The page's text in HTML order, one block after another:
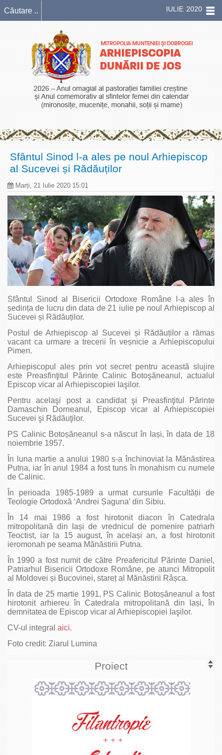
IULIE 2020
Sfântul Sinod l-a ales pe noul Arhiepiscop
al Sucevei și Rădăuților
Marți, 21 Iulie 2020 15:01
Sfântul Sinod al Bisericii Ortodoxe Române l-a ales în
ședința de lucru din data de 21 iulie pe noul Arhiepiscop al
Sucevei și Rădăuților.
Postul de Arhiepiscop al Sucevei și Rădăuților a rămas
vacant ca urmare a trecerii în veșnicie a Arhiepiscopului
Pimen.
Arhiepiscopul ales prin vot secret pentru această slujire
este Preasfinţitul Părinte Calinic Botoşăneanul, actualul
Episcop vicar al Arhiepiscopiei Iaşilor.
Pentru acelaşi post a candidat şi Preasfinţitul Părinte
Damaschin Dorneanul, Episcop vicar al Arhiepiscopiei
Sucevei şi Rădăuţilor.
PS Calinic Botoșăneanul s-a născut în Iași, în data de 18
noiembrie 1957.
În luna martie a anului 1980 s-a închinoviat la Mănăstirea
Putna, iar în anul 1984 a fost tuns în monahism cu numele
de Calinic.
În perioada 1985-1989 a urmat cursurile Facultății de
Teologie Ortodoxă ‘Andrei Șaguna’ din Sibiu.
În 14 mai 1986 a fost hirotonit diacon în Catedrala
mitropolitană din Iași de vrednicul de pomenire patriarh
Teoctist, iar la 15 august, în același an, a fost hirotonit
ieromonah pe seama Mănăstirii Putna.
În 1990 a fost numit de către Preafericitul Părinte Daniel,
Patriarhul Bisericii Ortodoxe Române, pe atunci Mitropolit
al Moldovei și Bucovinei, stareț al Mănăstirii Râșca.
În data de 25 martie 1991, PS Calinic Botoșăneanul a fost
hirotonit arhiereu în Catedrala mitropolitană din Iași, în
demnitatea de Episcop vicar al Arhiepiscopiei Iaşilor.
CV-ul integral aici.
Foto credit: Ziarul Lumina
Proiect